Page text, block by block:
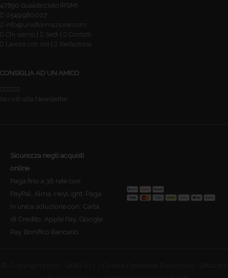
47890 Gualdicciolo (RSM)
0549.980007
info@unidformazione.com
Chi siamo | Sedi |
Contatti
Lavora con noi | Redazione
CONSIGLIA AD UN AMICO
Iscriviti alla Newsletter
Sicurezza negli acquisti
online
Paga fino a 36 rate con:
PayPal, Alma, HeyLight. Paga
in unica soluzione con: Carta
di Credito, Apple Pay, Google
Pay, Bonifico Bancario.